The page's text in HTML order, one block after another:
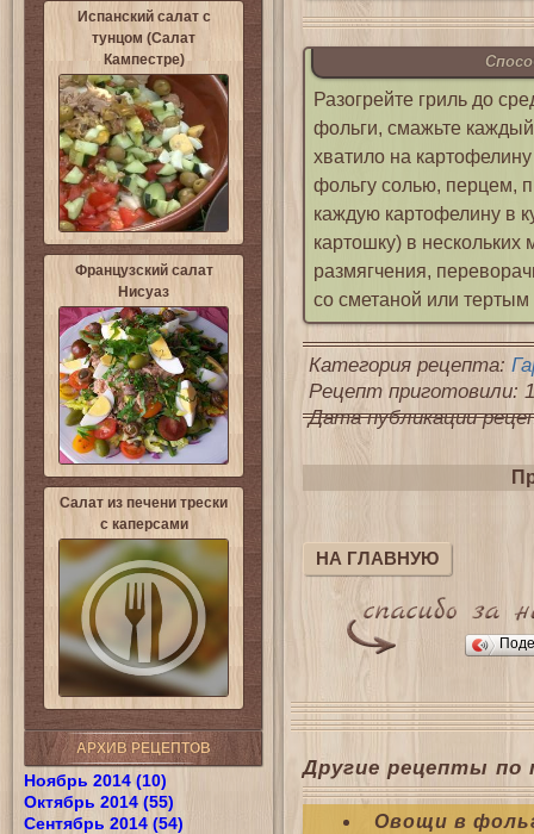
Испанский салат с
тунцом (Салат
Кампестре)
Французский салат
Нисуаз
Салат из печени трески
с каперсами
АРХИВ РЕЦЕПТОВ
Ноябрь 2014 (10)
Октябрь 2014 (55)
Сентябрь 2014 (54)
Разогрейте гриль до
фольги, смажьте
хватило на
фольгу солью, перцем,
каждую картофелину в
картошку) в нескольких
размягчения,
со сметаной или
Категория рецепта:
Рецепт приготовили:
Дата публикации
НА ГЛАВНУЮ
Другие рецепты по
Овощи в